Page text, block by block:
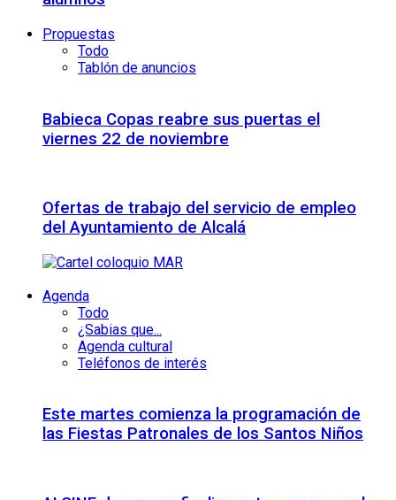
Propuestas
Todo
Tablón de anuncios
Babieca Copas reabre sus puertas el
viernes 22 de noviembre
Ofertas de trabajo del servicio de empleo
del Ayuntamiento de Alcalá
Agenda
Todo
¿Sabias que...
Agenda cultural
Teléfonos de interés
Este martes comienza la programación de
las Fiestas Patronales de los Santos Niños